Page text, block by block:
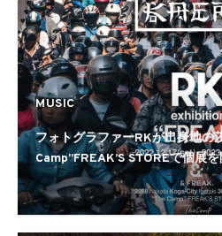
MUSIC
フォトグラファーRKが出⾝地の
Camp”FREAK’S STOREで個展